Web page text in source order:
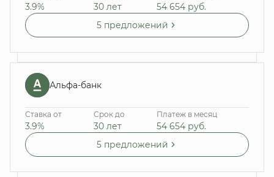
3.9% 30 лет 54 654 руб.
5 предложений
Альфа-банк
Ставка от
3.9%
Срок до
30 лет
Платеж в месяц
54 654 руб.
5 предложений